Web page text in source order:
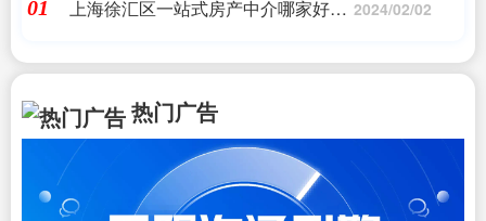
01
上海徐汇区一站式房产中介哪家好一
一家房产中介，就是在徐家...
2024/02/02
热门广告